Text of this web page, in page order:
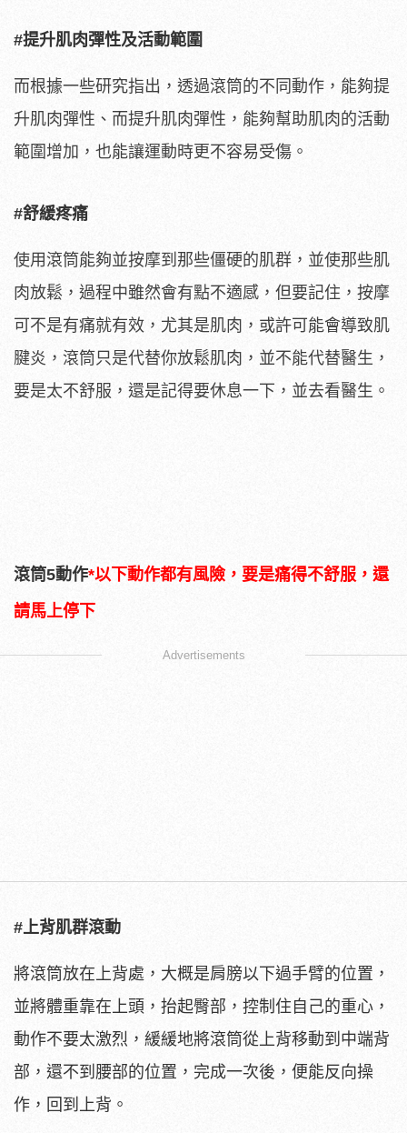
#提升肌肉彈性及活動範圍
而根據一些研究指出，透過滾筒的不同動作，能夠提
升肌肉彈性、而提升肌肉彈性，能夠幫助肌肉的活動
範圍增加，也能讓運動時更不容易受傷。
#舒緩疼痛
使用滾筒能夠並按摩到那些僵硬的肌群，並使那些肌
肉放鬆，過程中雖然會有點不適感，但要記住，按摩
可不是有痛就有效，尤其是肌肉，或許可能會導致肌
腱炎，滾筒只是代替你放鬆肌肉，並不能代替醫生，
要是太不舒服，還是記得要休息一下，並去看醫生。
滾筒5動作*以下動作都有風險，要是痛得不舒服，還
請馬上停下
Advertisements
#上背肌群滾動
將滾筒放在上背處，大概是肩膀以下過手臂的位置，
並將體重靠在上頭，抬起臀部，控制住自己的重心，
動作不要太激烈，緩緩地將滾筒從上背移動到中端背
部，還不到腰部的位置，完成一次後，便能反向操
作，回到上背。